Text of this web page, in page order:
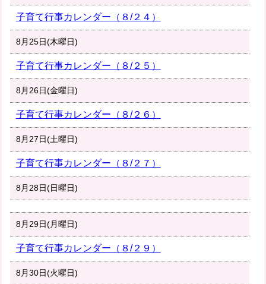
子育て行事カレンダー（８/２４）
8月25日(木曜日)
子育て行事カレンダー（８/２５）
8月26日(金曜日)
子育て行事カレンダー（８/２６）
8月27日(土曜日)
子育て行事カレンダー（８/２７）
8月28日(日曜日)
8月29日(月曜日)
子育て行事カレンダー（８/２９）
8月30日(火曜日)